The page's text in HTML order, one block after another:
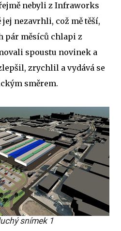
nebyli z Infraworks
nezavrhli, což mě těší,
pár měsíců chlapi z
spoustu novinek a
zrychlil a vydává se
směrem.
snímek 1